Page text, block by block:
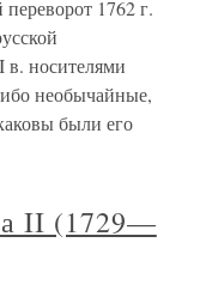
1762 г.
носителями
необычайные,
были его
II (1729—